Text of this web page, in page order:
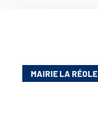
MAIRIE LA RÉOLE